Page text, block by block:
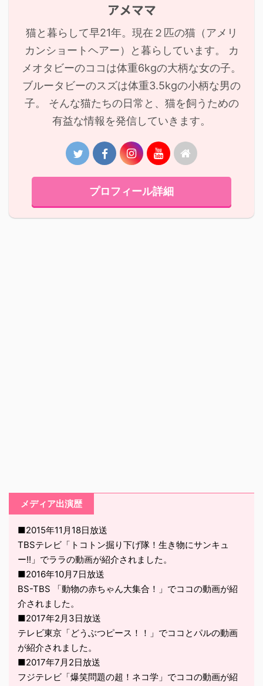
アメママ
猫と暮らして早21年。現在２匹の猫（アメリ
カンショートヘアー）と暮らしています。 カ
メオタビーのココは体重6kgの大柄な女の子。
ブルータビーのスズは体重3.5kgの小柄な男の
子。 そんな猫たちの日常と、猫を飼うための
有益な情報を発信していきます。
プロフィール詳細
メディア出演歴
■2015年11月18日放送
TBSテレビ「トコトン掘り下げ隊！生き物にサンキュ
ー!!」でララの動画が紹介されました。
■2016年10月7日放送
BS-TBS 「動物の赤ちゃん大集合！」でココの動画が紹
介されました。
■2017年2月3日放送
テレビ東京「どうぶつピース！！」でココとパルの動画
が紹介されました。
■2017年7月2日放送
フジテレビ「爆笑問題の超！ネコ学」でココの動画が紹